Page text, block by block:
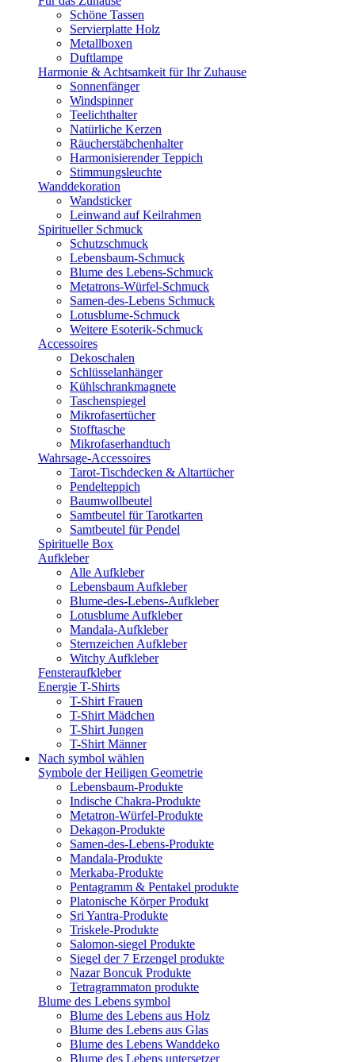
Schöne Tassen
Servierplatte Holz
Metallboxen
Duftlampe
Harmonie & Achtsamkeit für Ihr Zuhause
Sonnenfänger
Windspinner
Teelichthalter
Natürliche Kerzen
Räucherstäbchenhalter
Harmonisierender Teppich
Stimmungsleuchte
Wanddekoration
Wandsticker
Leinwand auf Keilrahmen
Spiritueller Schmuck
Schutzschmuck
Lebensbaum-Schmuck
Blume des Lebens-Schmuck
Metatrons-Würfel-Schmuck
Samen-des-Lebens Schmuck
Lotusblume-Schmuck
Weitere Esoterik-Schmuck
Accessoires
Dekoschalen
Schlüsselanhänger
Kühlschrankmagnete
Taschenspiegel
Mikrofasertücher
Stofftasche
Mikrofaserhandtuch
Wahrsage-Accessoires
Tarot-Tischdecken & Altartücher
Pendelteppich
Baumwollbeutel
Samtbeutel für Tarotkarten
Samtbeutel für Pendel
Spirituelle Box
Aufkleber
Alle Aufkleber
Lebensbaum Aufkleber
Blume-des-Lebens-Aufkleber
Lotusblume Aufkleber
Mandala-Aufkleber
Sternzeichen Aufkleber
Witchy Aufkleber
Fensteraufkleber
Energie T-Shirts
T-Shirt Frauen
T-Shirt Mädchen
T-Shirt Jungen
T-Shirt Männer
Nach symbol wählen
Symbole der Heiligen Geometrie
Lebensbaum-Produkte
Indische Chakra-Produkte
Metatron-Würfel-Produkte
Dekagon-Produkte
Samen-des-Lebens-Produkte
Mandala-Produkte
Merkaba-Produkte
Pentagramm & Pentakel produkte
Platonische Körper Produkt
Sri Yantra-Produkte
Triskele-Produkte
Salomon-siegel Produkte
Siegel der 7 Erzengel produkte
Nazar Boncuk Produkte
Tetragrammaton produkte
Blume des Lebens symbol​
Blume des Lebens aus Holz
Blume des Lebens aus Glas
Blume des Lebens Wanddeko
Blume des Lebens untersetzer